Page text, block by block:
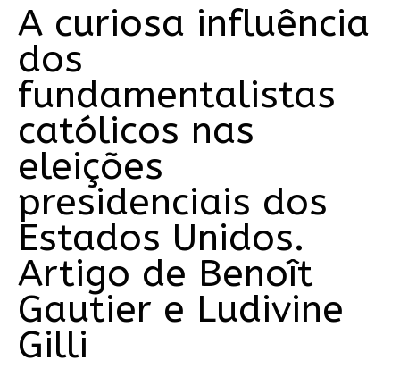
A curiosa influência
dos
fundamentalistas
católicos nas
eleições
presidenciais dos
Estados Unidos.
Artigo de Benoît
Gautier e Ludivine
Gilli